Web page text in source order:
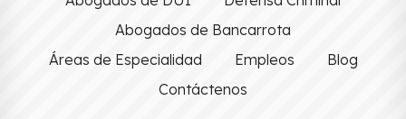
Abogados de Bancarrota
Áreas de Especialidad
Empleos
Blog
Contáctenos